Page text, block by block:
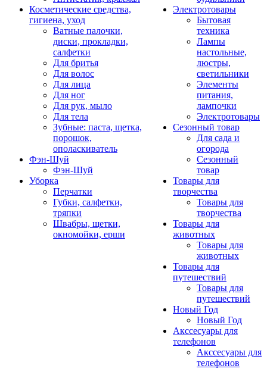
Косметические средства,
гигиена, уход
Ватные палочки,
диски, прокладки,
салфетки
Для бритья
Для волос
Для лица
Для ног
Для рук, мыло
Для тела
Зубные: паста, щетка,
порошок,
ополаскиватель
Фэн-Шуй
Фэн-Шуй
Уборка
Перчатки
Губки, салфетки,
тряпки
Швабры, щетки,
окномойки, ерши
Электротовары
Бытовая
техника
Лампы
настольные,
люстры,
светильники
Элементы
питания,
лампочки
Электротовары
Сезонный товар
Для сада и
огорода
Сезонный
товар
Товары для
творчества
Товары для
творчества
Товары для
животных
Товары для
животных
Товары для
путешествий
Товары для
путешествий
Новый Год
Новый Год
Акссесуары для
телефонов
Акссесуары для
телефонов